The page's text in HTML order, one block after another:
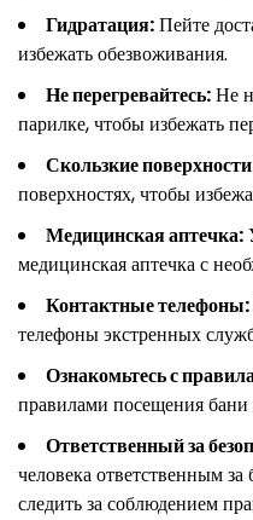
Гидратация:Пейте
избежать обезвоживания.
Не перегревайтесь:Не
парилке, чтобы избежать
Скользкие
поверхностях, чтобы
Медицинская аптечка:
медицинская аптечка с
Контактные телефоны:
телефоны экстренных
Ознакомьтесь с
правилами посещения бани
Ответственный за
человека ответственным за
следить за соблюдением